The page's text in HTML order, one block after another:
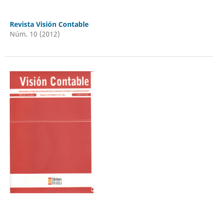
Revista Visión Contable
Núm. 10 (2012)